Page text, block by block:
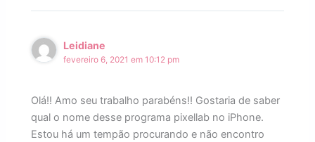
Leidiane
fevereiro 6, 2021 em 10:12 pm
Olá!! Amo seu trabalho parabéns!! Gostaria de saber
qual o nome desse programa pixellab no iPhone.
Estou há um tempão procurando e não encontro